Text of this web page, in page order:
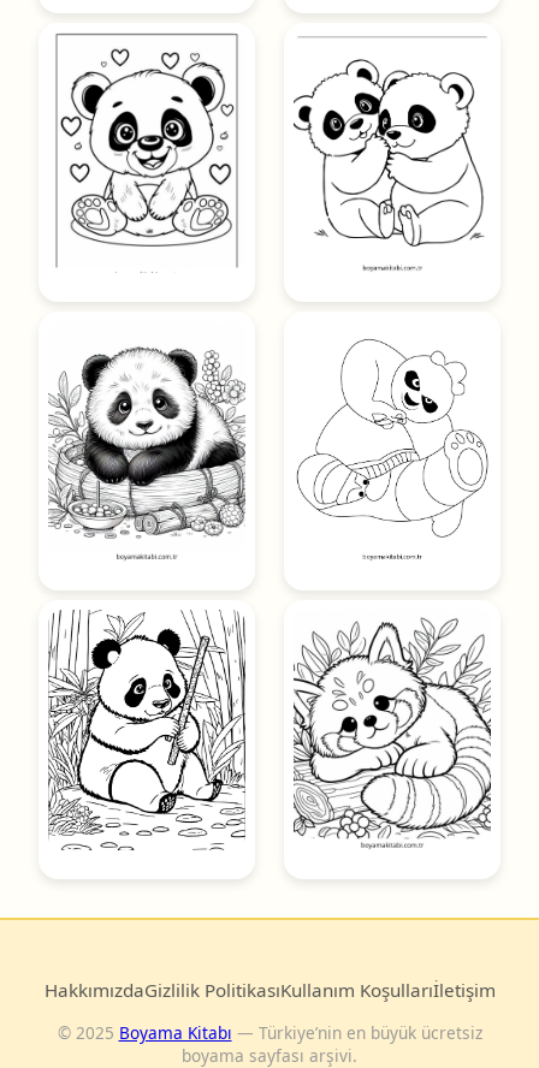
HakkımızdaGizlilik PolitikasıKullanım Koşullarıİletişim
© 2025 Boyama Kitabı — Türkiye’nin en büyük ücretsiz
boyama sayfası arşivi.